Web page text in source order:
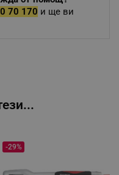
70 170 и ще ви
-29%